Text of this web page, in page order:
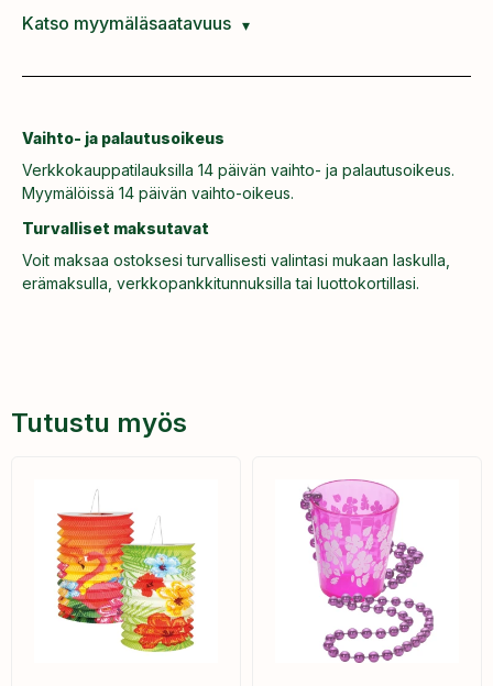
Katso myymäläsaatavuus
Vaihto- ja palautusoikeus
Verkkokauppatilauksilla 14 päivän vaihto- ja palautusoikeus.
Myymälöissä 14 päivän vaihto-oikeus.
Turvalliset maksutavat
Voit maksaa ostoksesi turvallisesti valintasi mukaan laskulla,
erämaksulla, verkkopankkitunnuksilla tai luottokortillasi.
Tutustu myös